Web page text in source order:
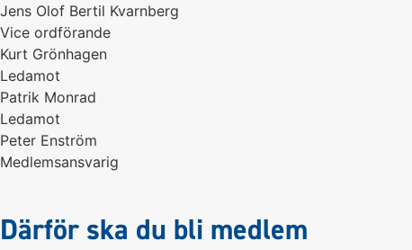
Jens Olof Bertil Kvarnberg
Vice ordförande
Kurt Grönhagen
Ledamot
Patrik Monrad
Ledamot
Peter Enström
Medlemsansvarig
Därför ska du bli medlem